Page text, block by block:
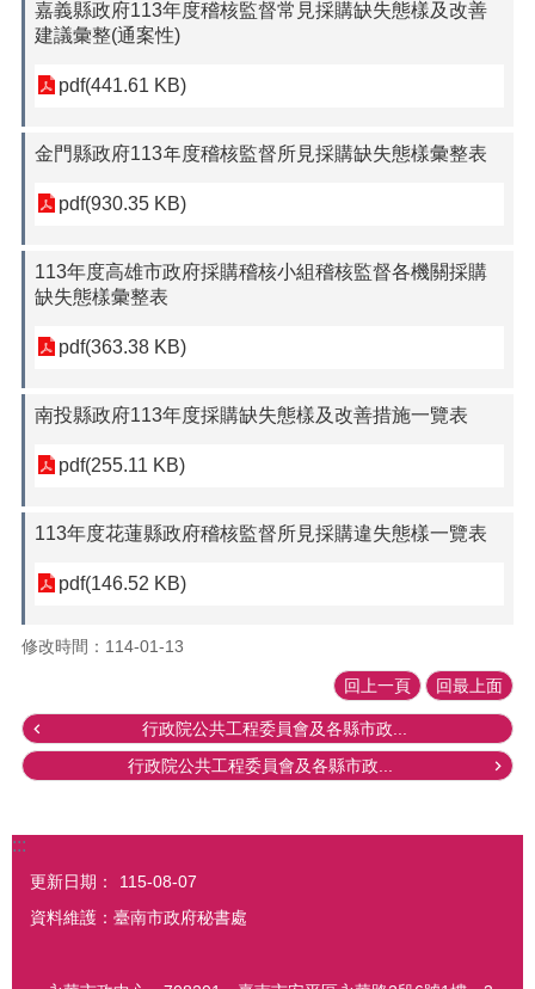
嘉義縣政府113年度稽核監督常見採購缺失態樣及改善
建議彙整(通案性)
pdf(441.61 KB)
金門縣政府113年度稽核監督所見採購缺失態樣彙整表
pdf(930.35 KB)
113年度高雄市政府採購稽核小組稽核監督各機關採購
缺失態樣彙整表
pdf(363.38 KB)
南投縣政府113年度採購缺失態樣及改善措施一覽表
pdf(255.11 KB)
113年度花蓮縣政府稽核監督所見採購違失態樣一覽表
pdf(146.52 KB)
修改時間：114-01-13
回上一頁 回最上面
行政院公共工程委員會及各縣市政...
行政院公共工程委員會及各縣市政...
:::
更新日期：
115-08-07
資料維護：臺南市政府秘書處